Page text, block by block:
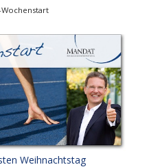
Weihnachtstag